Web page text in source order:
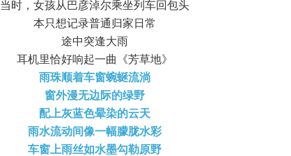
当时，女孩从巴彦淖尔乘坐列车回包头
本只想记录普通归家日常
途中突逢大雨
耳机里恰好响起一曲《芳草地》
雨珠顺着车窗蜿蜒流淌
窗外漫无边际的绿野
配上灰蓝色晕染的云天
雨水流动间像一幅朦胧水彩
车窗上雨丝如水墨勾勒原野